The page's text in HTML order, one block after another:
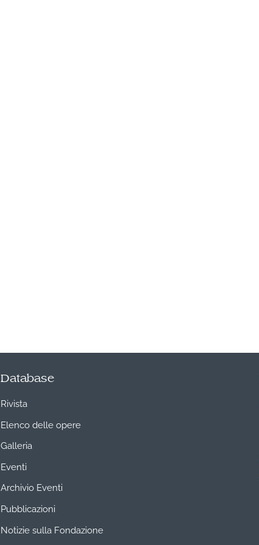
Database
Rivista
Elenco delle opere
Galleria
Eventi
Archivio Eventi
Pubblicazioni
Notizie sulla Fondazione